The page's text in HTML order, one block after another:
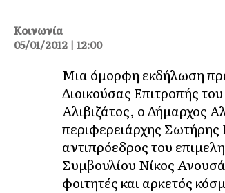
Κοινωνία
05/01/2012 | 12:00
Μια όμορφη εκδήλωση
Διοικούσας Επιτροπής
Αλιβιζάτος, ο Δήμαρχος
περιφερειάρχης
αντιπρόεδρος του
Συμβουλίου Νίκος
φοιτητές και αρκετός